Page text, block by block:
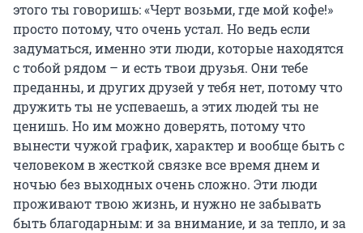
этого ты говоришь: «Черт возьми, где мой кофе!»
просто потому, что очень устал. Но ведь если
задуматься, именно эти люди, которые находятся
с тобой рядом – и есть твои друзья. Они тебе
преданны, и других друзей у тебя нет, потому что
дружить ты не успеваешь, а этих людей ты не
ценишь. Но им можно доверять, потому что
вынести чужой график, характер и вообще быть c
человеком в жесткой связке все время днем и
ночью без выходных очень сложно. Эти люди
проживают твою жизнь, и нужно не забывать
быть благодарным: и за внимание, и за тепло, и за